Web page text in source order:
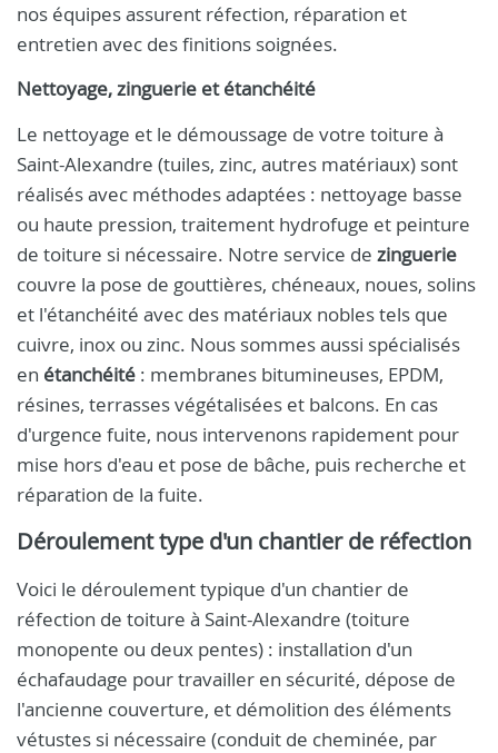
nos équipes assurent réfection, réparation et
entretien avec des finitions soignées.
Nettoyage, zinguerie et étanchéité
Le nettoyage et le démoussage de votre toiture à
Saint-Alexandre (tuiles, zinc, autres matériaux) sont
réalisés avec méthodes adaptées : nettoyage basse
ou haute pression, traitement hydrofuge et peinture
de toiture si nécessaire. Notre service de zinguerie
couvre la pose de gouttières, chéneaux, noues, solins
et l'étanchéité avec des matériaux nobles tels que
cuivre, inox ou zinc. Nous sommes aussi spécialisés
en étanchéité : membranes bitumineuses, EPDM,
résines, terrasses végétalisées et balcons. En cas
d'urgence fuite, nous intervenons rapidement pour
mise hors d'eau et pose de bâche, puis recherche et
réparation de la fuite.
Déroulement type d'un chantier de réfection
Voici le déroulement typique d'un chantier de
réfection de toiture à Saint-Alexandre (toiture
monopente ou deux pentes) : installation d'un
échafaudage pour travailler en sécurité, dépose de
l'ancienne couverture, et démolition des éléments
vétustes si nécessaire (conduit de cheminée, par